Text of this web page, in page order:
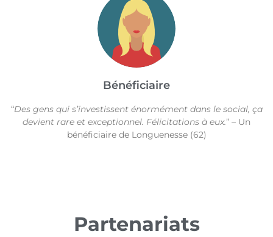
Bénéficiaire
“Des gens qui s’investissent énormément dans le social, ça
devient rare et exceptionnel. Félicitations à eux.” – Un
bénéficiaire de Longuenesse (62)
Partenariats